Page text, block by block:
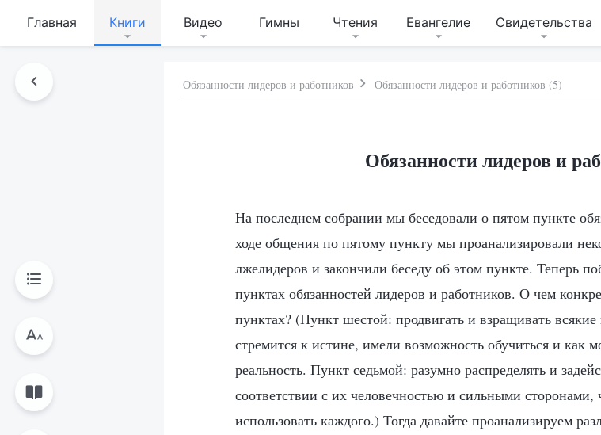
Главная Книги Видео Гимны Чтения Евангелие Свидетельства
Обязанности лидеров и работников Обязанности лидеров и работников (5)
Обязанности лидеров и
На последнем собрании мы беседовали о пятом пункте
ходе общения по пятому пункту мы проанализировали
лжелидеров и закончили беседу об этом пункте. Теперь
пунктах обязанностей лидеров и работников. О чем
пунктах? (Пункт шестой: продвигать и взращивать
стремится к истине, имели возможность обучиться и как
реальность. Пункт седьмой: разумно распределять и
соответствии с их человечностью и сильными
использовать каждого.) Тогда давайте проанализируем